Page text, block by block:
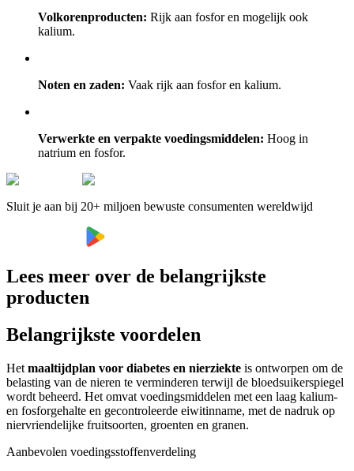
Volkorenproducten: Rijk aan fosfor en mogelijk ook
kalium.
Noten en zaden: Vaak rijk aan fosfor en kalium.
Verwerkte en verpakte voedingsmiddelen: Hoog in
natrium en fosfor.
Sluit je aan bij 20+ miljoen bewuste consumenten wereldwijd
Lees meer over de belangrijkste
producten
Belangrijkste voordelen
Het maaltijdplan voor diabetes en nierziekte is ontworpen om de
belasting van de nieren te verminderen terwijl de bloedsuikerspiegel
wordt beheerd. Het omvat voedingsmiddelen met een laag kalium-
en fosforgehalte en gecontroleerde eiwitinname, met de nadruk op
niervriendelijke fruitsoorten, groenten en granen.
Aanbevolen voedingsstoffenverdeling